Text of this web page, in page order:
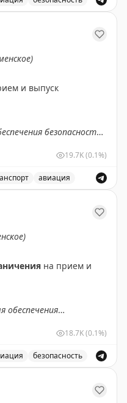
и выпуск
безопасности
19.7K(0.1%)
авиация
на прием и
обеспечения
18.7K(0.1%)
безопасность